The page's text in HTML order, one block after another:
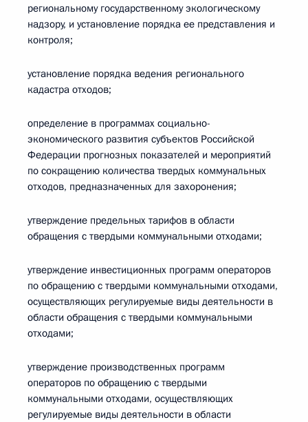
региональному государственному экологическому
надзору, и установление порядка ее представления и
контроля;
установление порядка ведения регионального
кадастра отходов;
определение в программах социально-
экономического развития субъектов Российской
Федерации прогнозных показателей и мероприятий
по сокращению количества твердых коммунальных
отходов, предназначенных для захоронения;
утверждение предельных тарифов в области
обращения с твердыми коммунальными отходами;
утверждение инвестиционных программ операторов
по обращению с твердыми коммунальными отходами,
осуществляющих регулируемые виды деятельности в
области обращения с твердыми коммунальными
отходами;
утверждение производственных программ
операторов по обращению с твердыми
коммунальными отходами, осуществляющих
регулируемые виды деятельности в области